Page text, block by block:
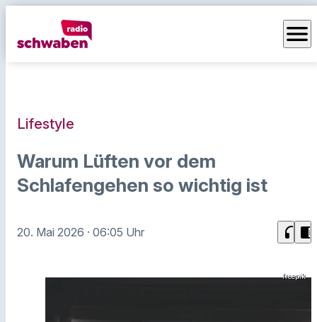
menu
Lifestyle
Warum Lüften vor dem
Schlafengehen so wichtig ist
20. Mai 2026 · 06:05 Uhr headphones chrome_reader_mode
freepik